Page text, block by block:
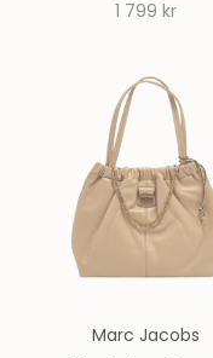
REA-pris
1 799 kr
Marc Jacobs